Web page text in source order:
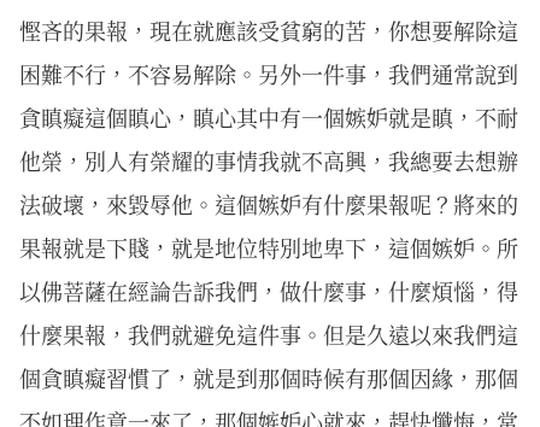
慳吝的果報，現在就應該受貧窮的苦，你想要解除這
困難不行，不容易解除。另外一件事，我們通常說到
貪瞋癡這個瞋心，瞋心其中有一個嫉妒就是瞋，不耐
他榮，別人有榮耀的事情我就不高興，我總要去想辦
法破壞，來毀辱他。這個嫉妒有什麼果報呢？將來的
果報就是下賤，就是地位特別地卑下，這個嫉妒。所
以佛菩薩在經論告訴我們，做什麼事，什麼煩惱，得
什麼果報，我們就避免這件事。但是久遠以來我們這
個貪瞋癡習慣了，就是到那個時候有那個因緣，那個